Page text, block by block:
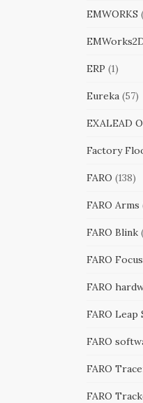
EMWORKS
ERP (1)
Eureka(57)
EXALEAD
Factory
FARO (138)
FARO Arms
FARO Blink
FARO Focus
FARO
FARO Leap
FARO
FARO
FARO